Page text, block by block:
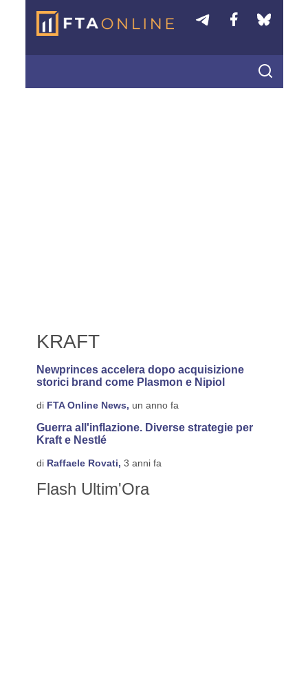
KRAFT
Newprinces accelera dopo acquisizione
storici brand come Plasmon e Nipiol
di FTA Online News, un anno fa
Guerra all'inflazione. Diverse strategie per
Kraft e Nestlé
di Raffaele Rovati, 3 anni fa
Flash Ultim'Ora